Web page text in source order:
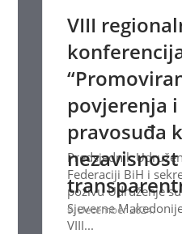
VIII
povjerenja
pravosuđa
9. December 2024.
Predsjednik
Federaciji BiH i
pozivu Udruženje
Sjeverne
VIII...